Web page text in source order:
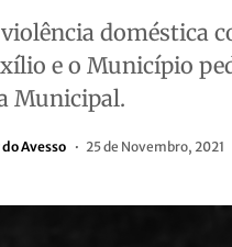
doméstica
e o Município
Municipal.
Avesso 25 de Novembro, 2021